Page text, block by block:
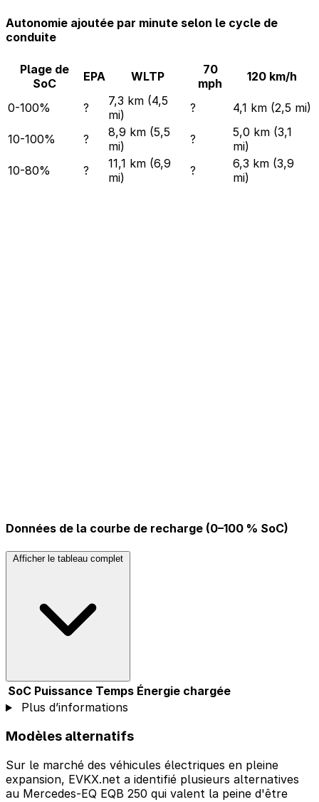
Autonomie ajoutée par minute selon le cycle de
conduite
Plage de
SoC
EPA WLTP
70
mph
120 km/h
0-100% ?
7,3 km (4,5
mi)
? 4,1 km (2,5 mi)
10-100% ?
8,9 km (5,5
mi)
?
5,0 km (3,1
mi)
10-80%
?
11,1 km (6,9
mi)
?
6,3 km (3,9
mi)
Données de la courbe de recharge (0–100 % SoC)
Afficher le tableau complet
SoC Puissance Temps Énergie chargée
Plus d’informations
Modèles alternatifs
Sur le marché des véhicules électriques en pleine
expansion, EVKX.net a identifié plusieurs alternatives
au Mercedes-EQ EQB 250 qui valent la peine d'être